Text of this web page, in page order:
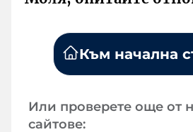
Към начална
Или проверете още от
сайтове: